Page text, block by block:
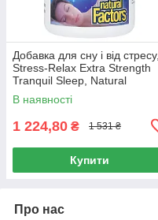
Добавка для сну і від стресу,
Stress-Relax Extra Strength
Tranquil Sleep, Natural
Factors, 60 жувальних
таблеток
В наявності
1 224,80 ₴ 1 531 ₴
Купити
Про нас